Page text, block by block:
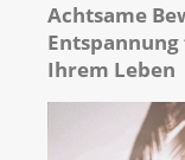
Achtsame
Ihrem Leben